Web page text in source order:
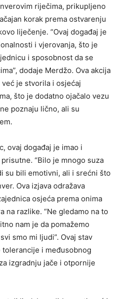
riječima, prikupljeno
korak prema ostvarenju
liječenje. “Ovaj događaj je
i vjerovanja, što je
i sposobnost da se
dodaje Merdžo. Ova akcija
je stvorila i osjećaj
što je dodatno ojačalo vezu
poznaju lično, ali su
ovaj događaj je imao i
“Bilo je mnogo suza
su bili emotivni, ali i srećni što
Ova izjava odražava
osjeća prema onima
na razlike. “Ne gledamo na to
nam je da pomažemo
smo mi ljudi”. Ovaj stav
i međusobnog
izgradnju jače i otpornije